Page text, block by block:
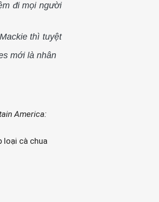
đi mọi người
thì tuyệt
mới là nhân
America:
loại cà chua